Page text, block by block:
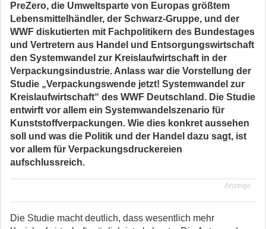
PreZero, die Umweltsparte von Europas größtem
Lebensmittelhändler, der Schwarz-Gruppe, und der
WWF diskutierten mit Fachpolitikern des Bundestages
und Vertretern aus Handel und Entsorgungswirtschaft
den Systemwandel zur Kreislaufwirtschaft in der
Verpackungsindustrie. Anlass war die Vorstellung der
Studie „Verpackungswende jetzt! Systemwandel zur
Kreislaufwirtschaft“ des WWF Deutschland. Die Studie
entwirft vor allem ein Systemwandelszenario für
Kunststoffverpackungen. Wie dies konkret aussehen
soll und was die Politik und der Handel dazu sagt, ist
vor allem für Verpackungsdruckereien
aufschlussreich.
Anzeige
Die Studie macht deutlich, dass wesentlich mehr